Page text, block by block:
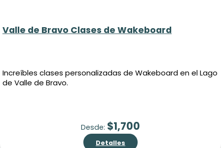
Valle de Bravo Clases de Wakeboard
Increíbles clases personalizadas de Wakeboard en el Lago
de Valle de Bravo.
Desde: $1,700
Detalles